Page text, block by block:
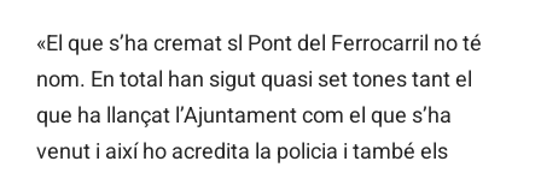
«El que s’ha cremat sl Pont del Ferrocarril no té
nom. En total han sigut quasi set tones tant el
que ha llançat l’Ajuntament com el que s’ha
venut i així ho acredita la policia i també els